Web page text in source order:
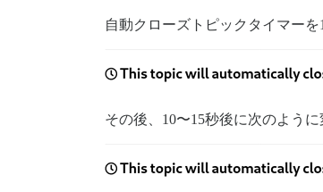
自動クローズトピックタイマー
その後、10〜15秒後に次のように